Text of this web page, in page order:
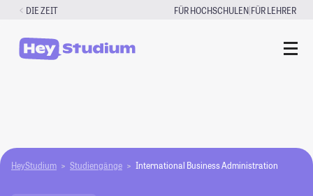
Zum
springen
DIE ZEIT FÜR HOCHSCHULEN|FÜR LEHRER
HeyStudium Studiengänge International Business Administration